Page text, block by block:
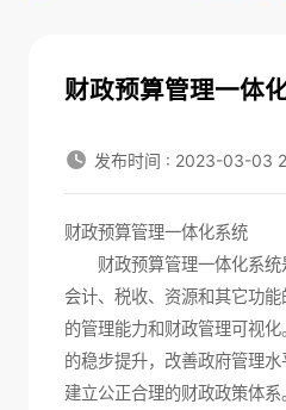
财政预算管理一体
发布时间 : 2023-03-03
财政预算管理一体化系统
财政预算管理一体化系统
会计、税收、资源和其它功
的管理能力和财政管理可视
的稳步提升，改善政府管理水
建立公正合理的财政政策体系